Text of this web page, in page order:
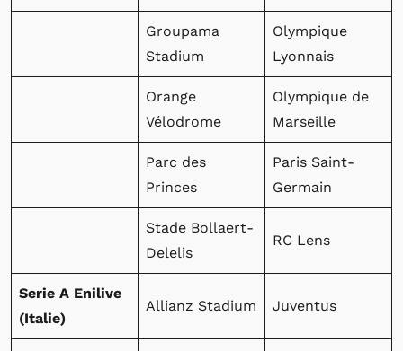
Groupama
Stadium
Olympique
Lyonnais
Orange
Vélodrome
Olympique de
Marseille
Parc des
Princes
Paris Saint-
Germain
Stade Bollaert-
Delelis
RC Lens
Serie A Enilive
(Italie)
Allianz Stadium Juventus